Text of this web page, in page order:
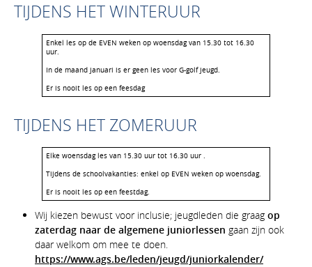
TIJDENS HET WINTERUUR
Enkel les op de EVEN weken op woensdag van 15.30 tot 16.30
uur.
In de maand januari is er geen les voor G-golf jeugd.
Er is nooit les op een feesdag
TIJDENS HET ZOMERUUR
Elke woensdag les van 15.30 uur tot 16.30 uur .
Tijdens de schoolvakanties: enkel op EVEN weken op woensdag.
Er is nooit les op een feestdag.
Wij kiezen bewust voor inclusie; jeugdleden die graag op
zaterdag naar de algemene juniorlessen gaan zijn ook
daar welkom om mee te doen.
https://www.ags.be/leden/jeugd/juniorkalender/